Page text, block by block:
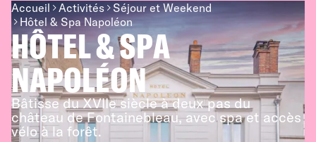
Accueil Activités Séjour et Weekend
Hôtel & Spa Napoléon
HÔTEL & SPA
NAPOLÉON
Bâtisse du XVIIe siècle à deux pas du
château de Fontainebleau, avec spa et accès
vélo à la forêt.